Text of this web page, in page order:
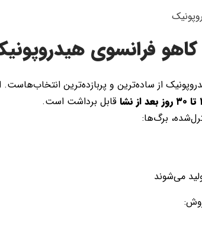
فرانسوی
از ساده‌ترین و پربازده‌ترین
قابل برداشت است.
برگ‌ها:
می‌شوند